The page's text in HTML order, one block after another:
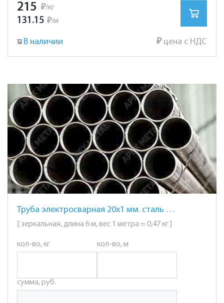
215 ₽/кг
131.15 ₽/м
В наличии ₽цена с НДС
Труба электросварная 20х1 мм. сталь AISI 201 (12Х15Г9НД) зеркальная
[ зеркальная, длина 6 м, вес 1 метра = 0,47 кг ]
кол-во, кг кол-во, м
сумма, руб.